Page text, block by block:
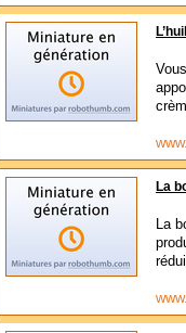
La
La